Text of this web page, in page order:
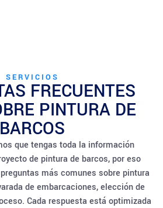
SERVICIOS
FRECUENTES
PINTURA DE
BARCOS
que tengas toda la información
de pintura de barcos, por eso
más comunes sobre pintura
de embarcaciones, elección de
Cada respuesta está optimizada